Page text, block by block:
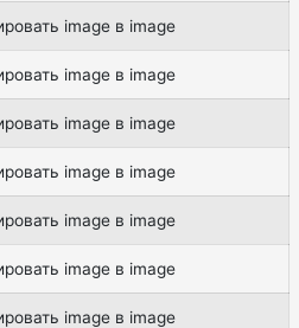
image в image
image в image
image в image
image в image
image в image
image в image
image в image